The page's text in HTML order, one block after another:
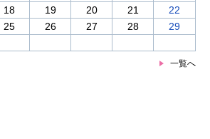
18 19 20 21
22
25 26 27 28
29
一覧へ